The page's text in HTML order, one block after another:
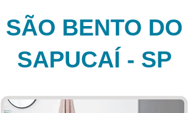
SÃO BENTO DO
SAPUCAÍ - SP